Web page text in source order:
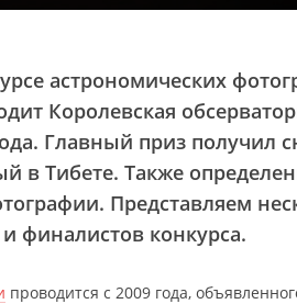
астрономических
Королевская
Главный приз получил
в Тибете. Также
Представляем
финалистов конкурса.
проводится с 2009 года,